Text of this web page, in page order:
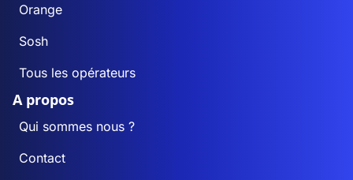
Orange
Sosh
Tous les opérateurs
A propos
Qui sommes nous ?
Contact